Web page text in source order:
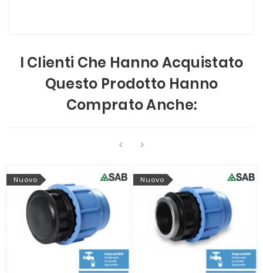
I Clienti Che Hanno Acquistato
Questo Prodotto Hanno
Comprato Anche:
 
Nuovo Nuovo